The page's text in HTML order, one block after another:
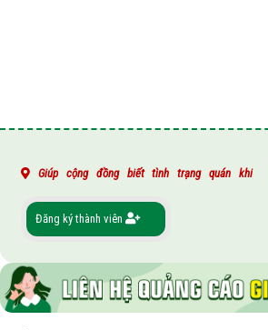
Giúp cộng đồng biết tình trạng quán khi
Đăng ký thành viên